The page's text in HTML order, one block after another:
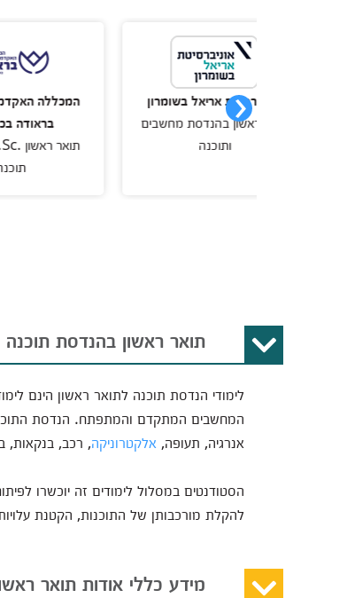
אריאל בשומרון
ראשון בהנדסת מחשבים
המכללה האקדמית להנדסה
בראודה בכרמיאל
תואר ראשון .B.Sc בהנדסת
תואר ראשון בהנדסת תוכנה
לימודי הנדסת תוכנה לתואר ראשון הינם
המחשבים המתקדם והמתפתח. הנדסת
אנרגיה, תעופה, אלקטרוניקה, רכב, בנקאות,
הסטודנטים במסלול לימודים זה יוכשרו
להקלת מורכבותן של התוכנות, הקטנת
מידע כללי אודות תואר